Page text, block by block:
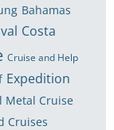
Bahamas
Costa
Cruise and Help
Expedition
Metal Cruise
Cruises